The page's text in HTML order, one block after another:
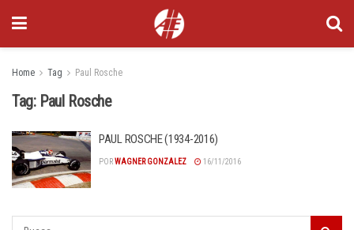
Home Tag Paul Rosche
Tag: Paul Rosche
PAUL ROSCHE (1934-2016)
PORWAGNER GONZALEZ 16/11/2016